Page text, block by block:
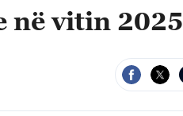
në vitin 2025